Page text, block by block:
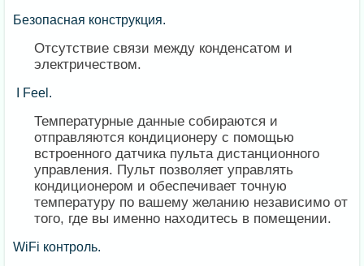
Безопасная конструкция.
Отсутствие связи между конденсатом и
электричеством.
I Feel.
Температурные данные собираются и
отправляются кондиционеру с помощью
встроенного датчика пульта дистанционного
управления. Пульт позволяет управлять
кондиционером и обеспечивает точную
температуру по вашему желанию независимо от
того, где вы именно находитесь в помещении.
WiFi контроль.